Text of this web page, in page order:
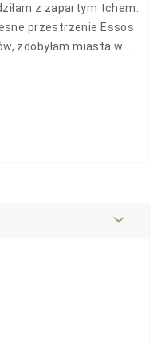
z zapartym tchem.
przestrzenie Essos.
zdobyłam miasta w ...